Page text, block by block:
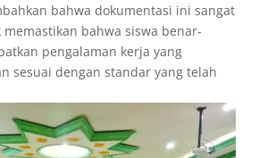
bahwa dokumentasi ini sangat
bahwa siswa benar-
pengalaman kerja yang
sesuai dengan standar yang telah